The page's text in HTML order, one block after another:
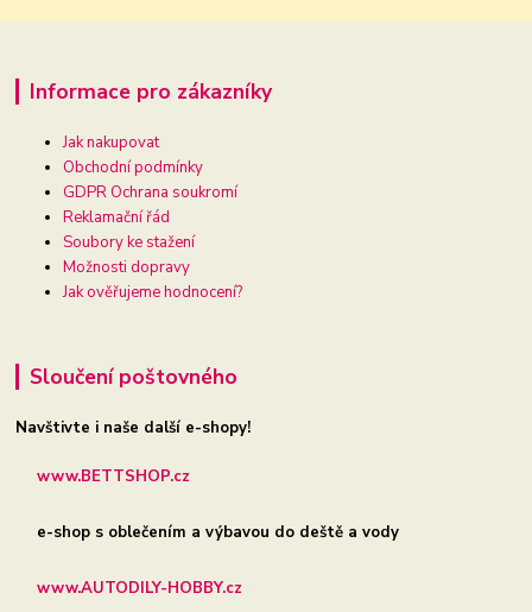
Informace pro zákazníky
Jak nakupovat
Obchodní podmínky
GDPR Ochrana soukromí
Reklamační řád
Soubory ke stažení
Možnosti dopravy
Jak ověřujeme hodnocení?
Sloučení poštovného
Navštivte i naše další e-shopy!
www.BETTSHOP.cz
e-shop s oblečením a výbavou do deště a vody
www.AUTODILY-HOBBY.cz